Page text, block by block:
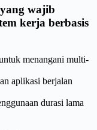
wajib
kerja berbasis
menangani multi-
aplikasi berjalan
durasi lama